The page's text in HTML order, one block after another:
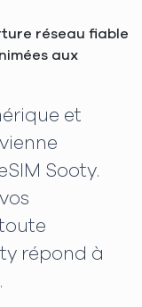
réseau fiable
aux
et
Sooty.
répond à